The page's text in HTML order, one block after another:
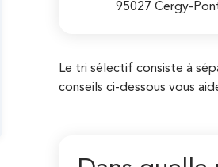
95027 Cergy-
Le tri sélectif consiste à
conseils ci-dessous vous